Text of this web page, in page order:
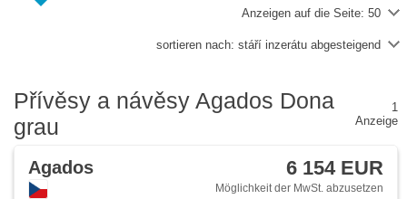
Anzeigen auf die Seite: 50
sortieren nach: stáří inzerátu abgesteigend
Přívěsy a návěsy Agados Dona
grau
1
Anzeige
Agados 6 154 EUR
Möglichkeit der MwSt. abzusetzen